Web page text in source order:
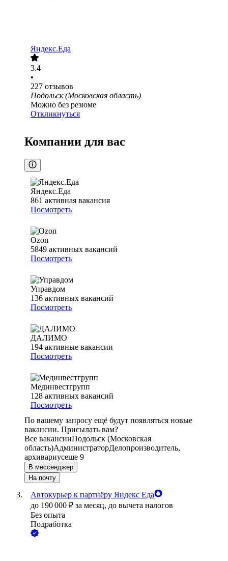
Яндекс.Еда
3.4
•
227 отзывов
Подольск (Московская область)
Можно без резюме
Откликнуться
Компании для вас
Яндекс.Еда
861 активная вакансия
Посмотреть
Ozon
5849 активных вакансий
Посмотреть
Управдом
136 активных вакансий
Посмотреть
ДАЛИМО
194 активные вакансии
Посмотреть
Мединвестгрупп
128 активных вакансий
Посмотреть
По вашему запросу ещё будут появляться новые
вакансии. Присылать вам?
Все вакансииПодольск (Московская
область)АдминистраторДелопроизводитель,
архивариусеще 9
В мессенджер
На почту
Автокурьер к партнёру Яндекс Еда
до 190 000 ₽ за месяц, до вычета налогов
Без опыта
Подработка